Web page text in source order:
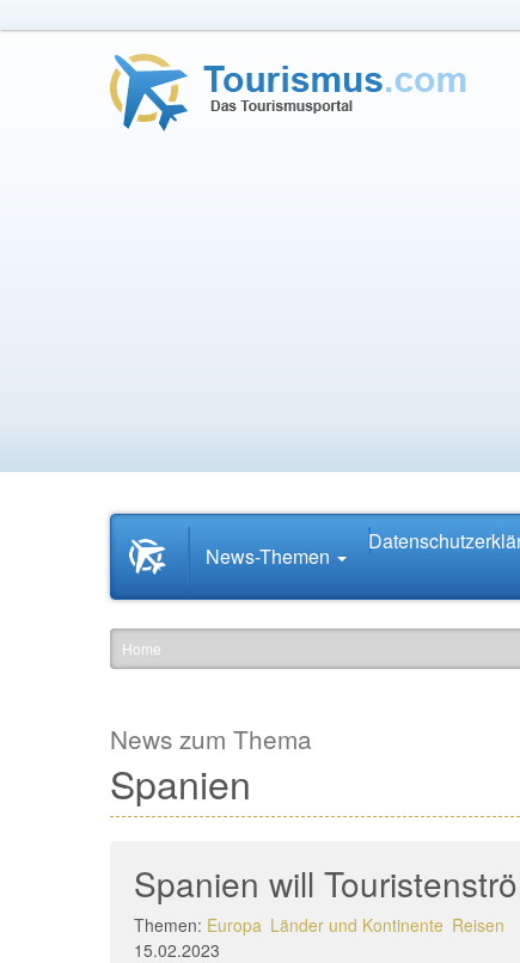
Startseite
News.Tourismus.com
News-Themen
Home
News zum Thema
Spanien
Spanien will
Themen: Europa Länder und Kontinente Reisen
15.02.2023